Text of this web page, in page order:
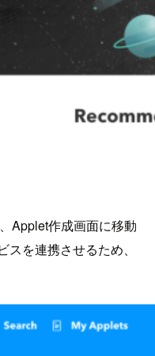
Applet作成画面に移動
を連携させるため、